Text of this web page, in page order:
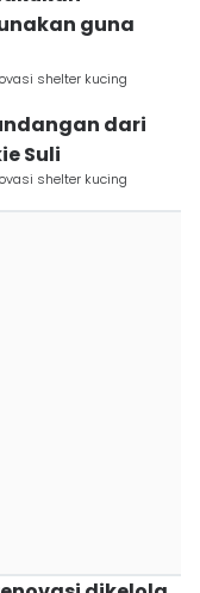
guna
shelter kucing
dari
Suli
shelter kucing